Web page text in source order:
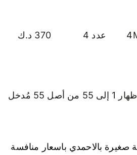
عدد 4 370 د.ك
1 إلى 55 من أصل 55 مُدخل
صغيرة بالاحمدي باسعار منافسة